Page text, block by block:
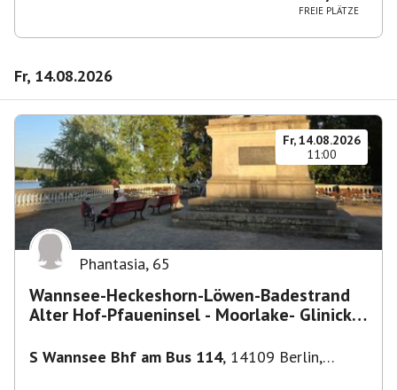
FREIE PLÄTZE
Fr, 14.08.2026
Fr, 14.08.2026
11:00
Phantasia, 65
Wannsee-Heckeshorn-Löwen-Badestrand
Alter Hof-Pfaueninsel - Moorlake- Glinicker
S Wannsee Bhf am Bus 114, 14109 Berlin,